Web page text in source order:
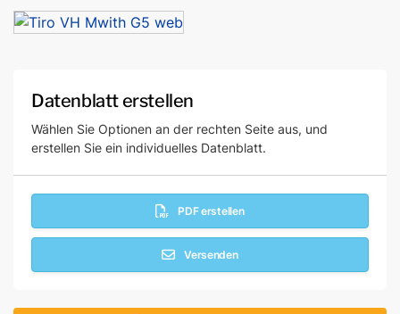
Datenblatt erstellen
Wählen Sie Optionen an der rechten Seite aus, und
erstellen Sie ein individuelles Datenblatt.
PDF erstellen
Versenden